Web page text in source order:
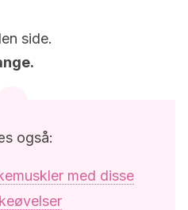
side.
også:
med disse